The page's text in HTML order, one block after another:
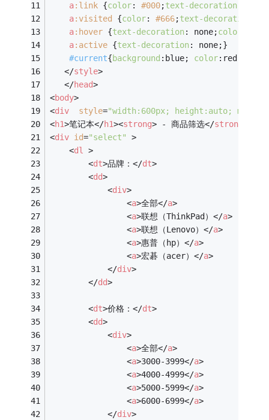
a:link {color: #000;text-decoration
a:visited {color: #666;text-decoration
a:hover {text-decoration: none;color
a:active {text-decoration: none;}
#current{background :blue; color:red;}
</style>
</head>
<body>
<div style="width:600px; height:auto;
<h1>笔记本</h1><strong> - 商品筛选</strong
<div id="select"
>
<dl >
<dt>品牌：</dt>
<dd>
<div>
<a>全部</a>
<a>联想（ThinkPad）</a>
<a>联想（Lenovo）</a>
<a>惠普（hp）</a>
<a>宏碁（acer）</a>
</div>
</dd>
<dt>价格：</dt>
<dd>
<div>
<a>全部</a>
<a>3000-3999</a>
<a>4000-4999</a>
<a>5000-5999</a>
<a>6000-6999</a>
</div>